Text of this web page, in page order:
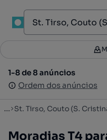
1-8 de 8 anúncios
Ordem dos anúncios
1-8 de 8 anúncios
Ordem dos anúncios
... St. Tirso, Couto (S.
Moradias T4